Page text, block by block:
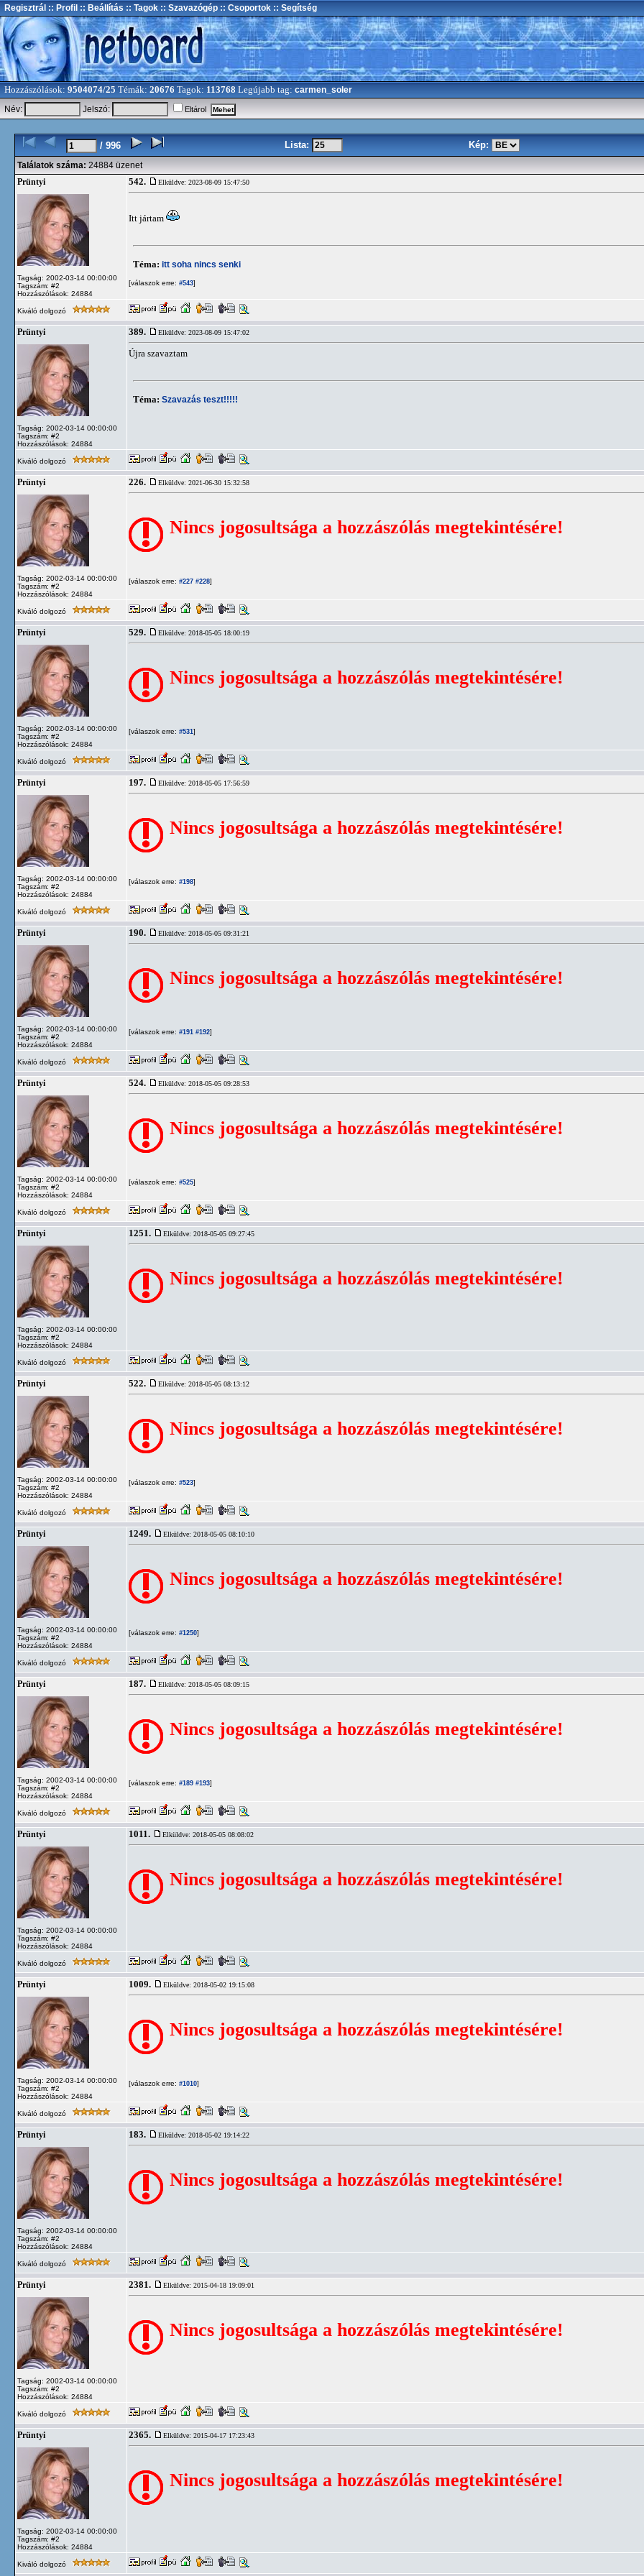
Regisztrál :: Profil :: Beállítás :: Tagok :: Szavazógép :: Csoportok :: Segítség
Hozzászólások: 9504074/25 Témák: 20676 Tagok: 113768 Legújabb tag: carmen_soler
Név: Jelszó: Eltárol
/ 996 Lista: Kép:
Találatok száma: 24884 üzenet
Prüntyi
Tagság: 2002-03-14 00:00:00
Tagszám: #2
Hozzászólások: 24884
542. Elküldve: 2023-08-09 15:47:50
Itt jártam
Téma: itt soha nincs senki
[válaszok erre: #543]
Kiváló dolgozó
Prüntyi
Tagság: 2002-03-14 00:00:00
Tagszám: #2
Hozzászólások: 24884
389. Elküldve: 2023-08-09 15:47:02
Újra szavaztam
Téma: Szavazás teszt!!!!!
Kiváló dolgozó
Prüntyi
Tagság: 2002-03-14 00:00:00
Tagszám: #2
Hozzászólások: 24884
226. Elküldve: 2021-06-30 15:32:58
Nincs jogosultsága a hozzászólás megtekintésére!
[válaszok erre: #227 #228]
Kiváló dolgozó
Prüntyi
Tagság: 2002-03-14 00:00:00
Tagszám: #2
Hozzászólások: 24884
529. Elküldve: 2018-05-05 18:00:19
Nincs jogosultsága a hozzászólás megtekintésére!
[válaszok erre: #531]
Kiváló dolgozó
Prüntyi
Tagság: 2002-03-14 00:00:00
Tagszám: #2
Hozzászólások: 24884
197. Elküldve: 2018-05-05 17:56:59
Nincs jogosultsága a hozzászólás megtekintésére!
[válaszok erre: #198]
Kiváló dolgozó
Prüntyi
Tagság: 2002-03-14 00:00:00
Tagszám: #2
Hozzászólások: 24884
190. Elküldve: 2018-05-05 09:31:21
Nincs jogosultsága a hozzászólás megtekintésére!
[válaszok erre: #191 #192]
Kiváló dolgozó
Prüntyi
Tagság: 2002-03-14 00:00:00
Tagszám: #2
Hozzászólások: 24884
524. Elküldve: 2018-05-05 09:28:53
Nincs jogosultsága a hozzászólás megtekintésére!
[válaszok erre: #525]
Kiváló dolgozó
Prüntyi
Tagság: 2002-03-14 00:00:00
Tagszám: #2
Hozzászólások: 24884
1251. Elküldve: 2018-05-05 09:27:45
Nincs jogosultsága a hozzászólás megtekintésére!
Kiváló dolgozó
Prüntyi
Tagság: 2002-03-14 00:00:00
Tagszám: #2
Hozzászólások: 24884
522. Elküldve: 2018-05-05 08:13:12
Nincs jogosultsága a hozzászólás megtekintésére!
[válaszok erre: #523]
Kiváló dolgozó
Prüntyi
Tagság: 2002-03-14 00:00:00
Tagszám: #2
Hozzászólások: 24884
1249. Elküldve: 2018-05-05 08:10:10
Nincs jogosultsága a hozzászólás megtekintésére!
[válaszok erre: #1250]
Kiváló dolgozó
Prüntyi
Tagság: 2002-03-14 00:00:00
Tagszám: #2
Hozzászólások: 24884
187. Elküldve: 2018-05-05 08:09:15
Nincs jogosultsága a hozzászólás megtekintésére!
[válaszok erre: #189 #193]
Kiváló dolgozó
Prüntyi
Tagság: 2002-03-14 00:00:00
Tagszám: #2
Hozzászólások: 24884
1011. Elküldve: 2018-05-05 08:08:02
Nincs jogosultsága a hozzászólás megtekintésére!
Kiváló dolgozó
Prüntyi
Tagság: 2002-03-14 00:00:00
Tagszám: #2
Hozzászólások: 24884
1009. Elküldve: 2018-05-02 19:15:08
Nincs jogosultsága a hozzászólás megtekintésére!
[válaszok erre: #1010]
Kiváló dolgozó
Prüntyi
Tagság: 2002-03-14 00:00:00
Tagszám: #2
Hozzászólások: 24884
183. Elküldve: 2018-05-02 19:14:22
Nincs jogosultsága a hozzászólás megtekintésére!
Kiváló dolgozó
Prüntyi
Tagság: 2002-03-14 00:00:00
Tagszám: #2
Hozzászólások: 24884
2381. Elküldve: 2015-04-18 19:09:01
Nincs jogosultsága a hozzászólás megtekintésére!
Kiváló dolgozó
Prüntyi
Tagság: 2002-03-14 00:00:00
Tagszám: #2
Hozzászólások: 24884
2365. Elküldve: 2015-04-17 17:23:43
Nincs jogosultsága a hozzászólás megtekintésére!
Kiváló dolgozó